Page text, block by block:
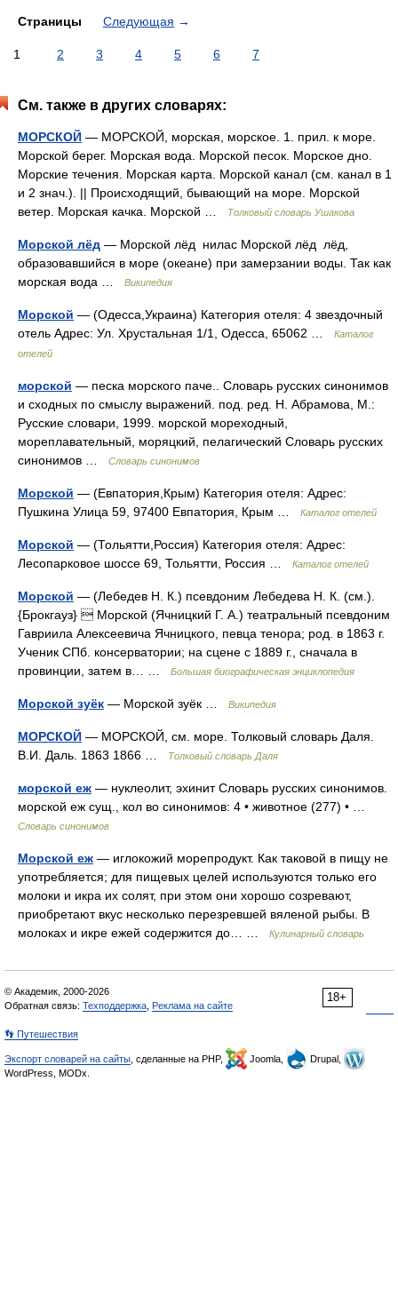
Страницы Следующая →
1 2 3 4 5 6 7
См. также в других словарях:
МОРСКОЙ — МОРСКОЙ, морская, морское. 1. прил. к море.
Морской берег. Морская вода. Морской песок. Морское дно.
Морские течения. Морская карта. Морской канал (см. канал в 1
и 2 знач.). || Происходящий, бывающий на море. Морской
ветер. Морская качка. Морской …
Толковый словарь Ушакова
Морской лёд — Морской лёд нилас Морской лёд лёд,
образовавшийся в море (океане) при замерзании воды. Так как
морская вода …
Википедия
Морской — (Одесса,Украина) Категория отеля: 4 звездочный
отель Адрес: Ул. Хрустальная 1/1, Одесса, 65062 …
Каталог
отелей
морской — песка морского паче.. Словарь русских синонимов
и сходных по смыслу выражений. под. ред. Н. Абрамова, М.:
Русские словари, 1999. морской мореходный,
мореплавательный, моряцкий, пелагический Словарь русских
синонимов …
Словарь синонимов
Морской — (Евпатория,Крым) Категория отеля: Адрес:
Пушкина Улица 59, 97400 Евпатория, Крым …
Каталог отелей
Морской — (Тольятти,Россия) Категория отеля: Адрес:
Лесопарковое шоссе 69, Тольятти, Россия …
Каталог отелей
Морской — (Лебедев Н. К.) псевдоним Лебедева Н. К. (см.).
{Брокгауз}  Морской (Ячницкий Г. А.) театральный псевдоним
Гавриила Алексеевича Ячницкого, певца тенора; род. в 1863 г.
Ученик СПб. консерватории; на сцене с 1889 г., сначала в
провинции, затем в… …
Большая биографическая энциклопедия
Морской зуёк — Морской зуёк … Википедия
МОРСКОЙ — МОРСКОЙ, см. море. Толковый словарь Даля.
В.И. Даль. 1863 1866 …
Толковый словарь Даля
морской еж — нуклеолит, эхинит Словарь русских синонимов.
морской еж сущ., кол во синонимов: 4 • животное (277) • …
Словарь синонимов
Морской еж — иглокожий морепродукт. Как таковой в пищу не
употребляется; для пищевых целей используются только его
молоки и икра их солят, при этом они хорошо созревают,
приобретают вкус несколько перезревшей вяленой рыбы. В
молоках и икре ежей содержится до… …
Кулинарный словарь
18+
© Академик, 2000-2026
Обратная связь: Техподдержка Реклама на сайте
👣 Путешествия
Экспорт словарей на сайты , сделанные на PHP, Joomla,
Drupal,
WordPress, MODx.